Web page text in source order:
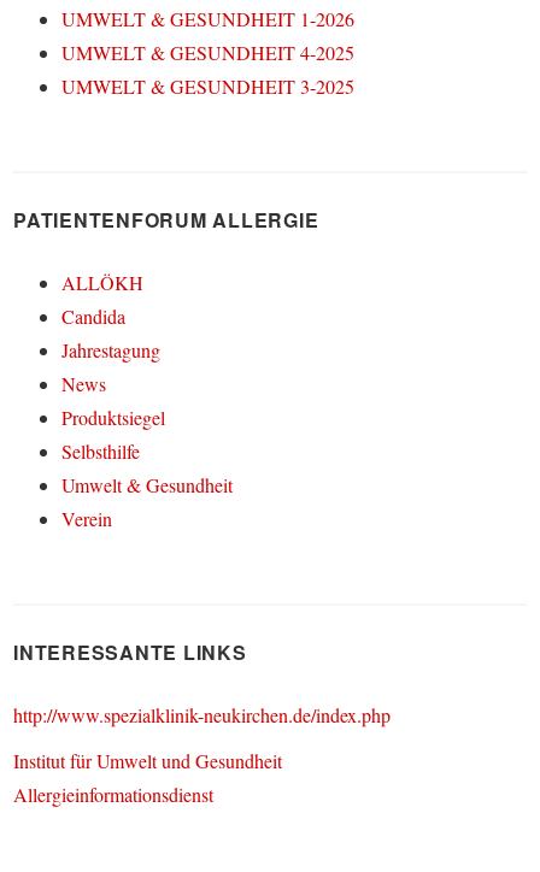
UMWELT & GESUNDHEIT 1-2026
UMWELT & GESUNDHEIT 4-2025
UMWELT & GESUNDHEIT 3-2025
PATIENTENFORUM ALLERGIE
ALLÖKH
Candida
Jahrestagung
News
Produktsiegel
Selbsthilfe
Umwelt & Gesundheit
Verein
INTERESSANTE LINKS
http://www.spezialklinik-neukirchen.de/index.php
Institut für Umwelt und Gesundheit
Allergieinformationsdienst